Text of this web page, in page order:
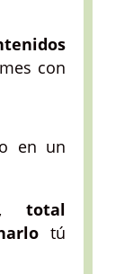
con
en un
total
tú